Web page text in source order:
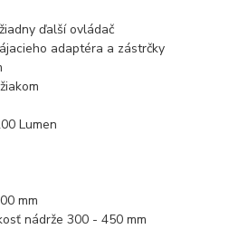
ďalší ovládač
adaptéra a zástrčky
Lumen
mm
nádrže 300 - 450 mm